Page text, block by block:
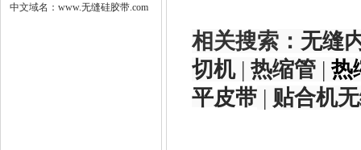
中文域名： www.无缝硅胶带.com
相关搜索： 无缝
切机| 热缩管 | 热
平皮带 | 贴合机